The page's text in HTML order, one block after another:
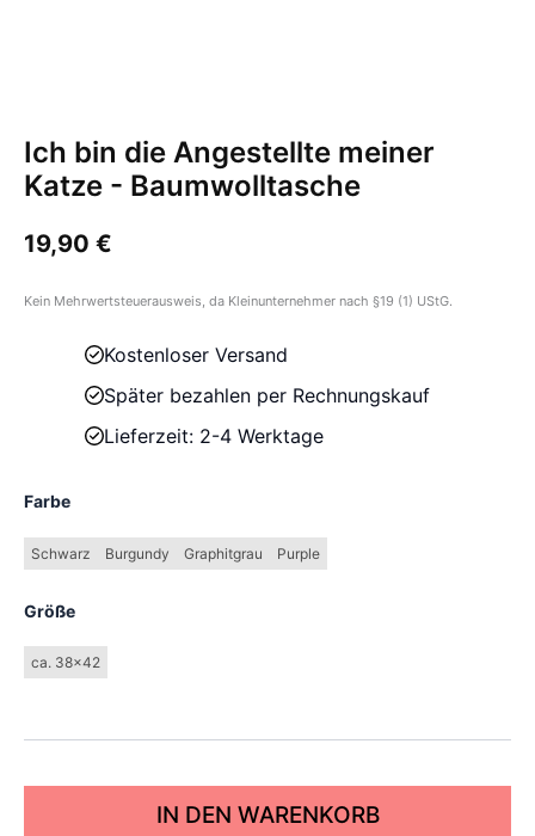
Ich bin die Angestellte meiner
Katze - Baumwolltasche
19,90 €
Kein Mehrwertsteuerausweis, da Kleinunternehmer nach §19 (1) UStG.
Kostenloser Versand
Später bezahlen per Rechnungskauf
Lieferzeit: 2-4 Werktage
Farbe
Schwarz Burgundy Graphitgrau Purple
Größe
ca. 38x42
IN DEN WARENKORB